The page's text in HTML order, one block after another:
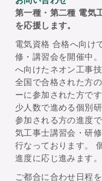
第一種・第二種 電気
を応援します。
電気資格 合格へ向け
修・講習会を開催中
へ向けたネオン工事
全国で合格された方
ーに参加された方です
少人数で進める個別
参加される方の進度
気工事士講習会・研
行なっております。
進度に応じ進みます。
ご都合に合わせ日程